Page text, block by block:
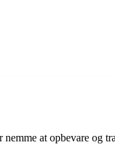
at opbevare og